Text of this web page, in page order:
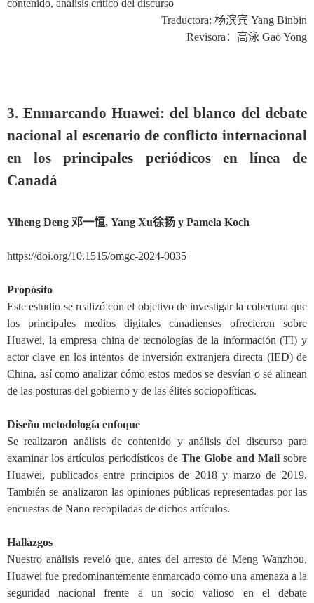
contenido, análisis crítico del discurso
Traductora: 杨滨宾 Yang Binbin
Revisora ： 高泳 Gao Yong
3. Enmarcando Huawei: del blanco del debate
nacional al escenario de conflicto internacional
en los principales periódicos en línea de
Canadá
Yiheng Deng 邓一恒, Yang Xu徐扬 y Pamela Koch
https://doi.org/10.1515/omgc-2024-0035
Propósito
Este estudio se realizó con el objetivo de investigar la cobertura que
los principales medios digitales canadienses ofrecieron sobre
Huawei, la empresa china de tecnologías de la información (TI) y
actor clave en los intentos de inversión extranjera directa (IED) de
China, así como analizar cómo estos medos se desvían o se alinean
de las posturas del gobierno y de las élites sociopolíticas.
Diseño metodología enfoque
Se realizaron análisis de contenido y análisis del discurso para
examinar los artículos periodísticos deThe Globe and Mailsobre
Huawei, publicados entre principios de 2018 y marzo de 2019.
También se analizaron las opiniones públicas representadas por las
encuestas de Nano recopiladas de dichos artículos.
Hallazgos
Nuestro análisis reveló que,antes del arresto de Meng Wanzhou,
Huawei fue predominantemente enmarcado como una amenaza a la
seguridad nacional frente a un socio valioso en el debate